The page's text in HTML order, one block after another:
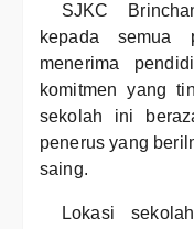
SJKC
kepada semua
menerima
komitmen yang
sekolah ini
penerus yang
saing.
Lokasi